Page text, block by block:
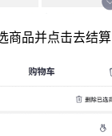
商品并点击去结算